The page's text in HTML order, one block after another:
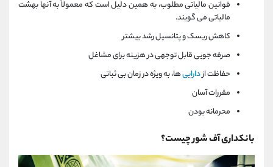
قوانین مالیاتی مطلوب، به همین دلیل است که معمولاً به آنها بهشت
مالیاتی می گویند.
کاهش ریسک و پتانسیل رشد بیشتر
صرفه جویی قابل توجهی در هزینه برای مشاغل
حفاظت ازداراییها، به ویژه در زمان بی ثباتی
مقررات آسان
محرمانه بودن
بانکداری آف‌ شور چیست؟